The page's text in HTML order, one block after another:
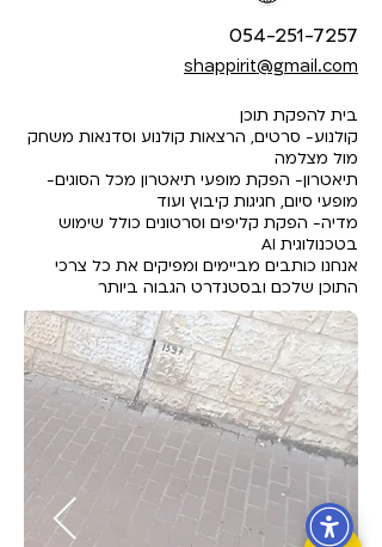
054-251-7257
shappirit@gmail.com
בית להפקת תוכן
קולנוע- סרטים, הרצאות קולנוע וסדנאות משחק
מול מצלמה
תיאטרון- הפקת מופעי תיאטרון מכל הסוגים-
מופעי סיום, חגיגות קיבוץ ועוד
מדיה- הפקת קליפים וסרטונים כולל שימוש
בטכנולוגית AI
אנחנו כותבים מביימים ומפיקים את כל צרכי
התוכן שלכם ובסטנדרט הגבוה ביותר